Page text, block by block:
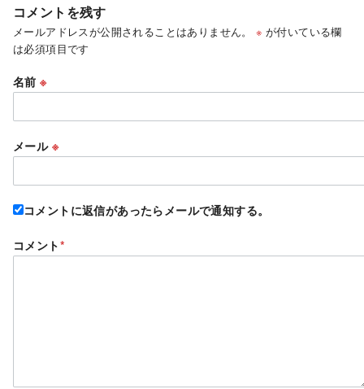
コメントを残す
メールアドレスが公開されることはありません。 ※ が付いている欄
は必須項目です
名前※
メール ※
コメントに返信があったらメールで通知する。
コメント*